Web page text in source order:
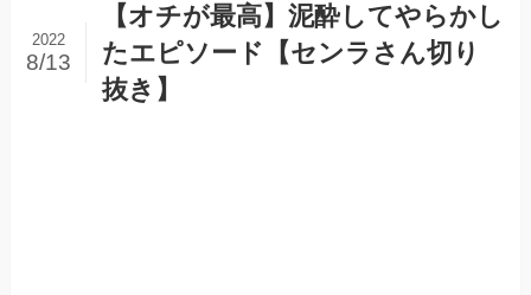
【オチが最高】泥酔してやらかし
たエピソード【センラさん切り
抜き】
2022
8/13